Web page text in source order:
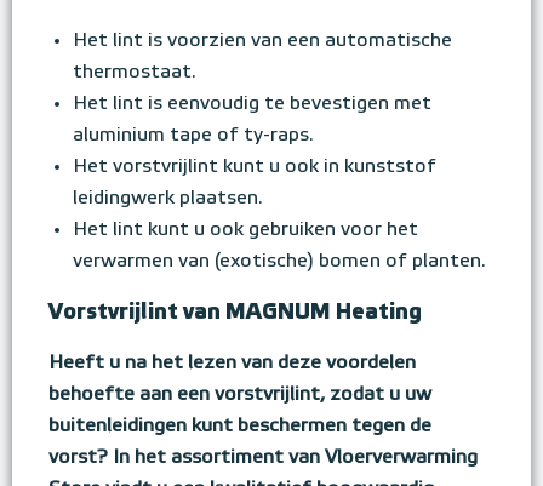
Het lint is voorzien van een automatische
thermostaat.
Het lint is eenvoudig te bevestigen met
aluminium tape of ty-raps.
Het vorstvrijlint kunt u ook in kunststof
leidingwerk plaatsen.
Het lint kunt u ook gebruiken voor het
verwarmen van (exotische) bomen of planten.
Vorstvrijlint van MAGNUM Heating
Heeft u na het lezen van deze voordelen
behoefte aan een vorstvrijlint, zodat u uw
buitenleidingen kunt beschermen tegen de
vorst? In het assortiment van Vloerverwarming